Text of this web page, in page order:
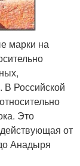
марки на
В Российской
Это
от
Анадыря